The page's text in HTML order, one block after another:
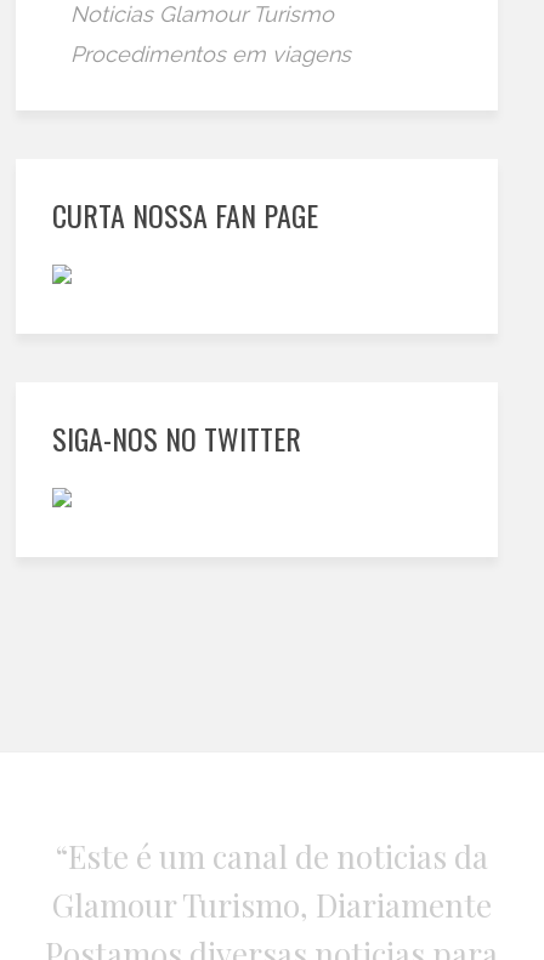
Noticias Glamour Turismo
Procedimentos em viagens
CURTA NOSSA FAN PAGE
SIGA-NOS NO TWITTER
“Este é um canal de noticias da
Glamour Turismo, Diariamente